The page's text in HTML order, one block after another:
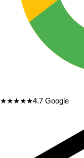
★★★★★4.7 Google